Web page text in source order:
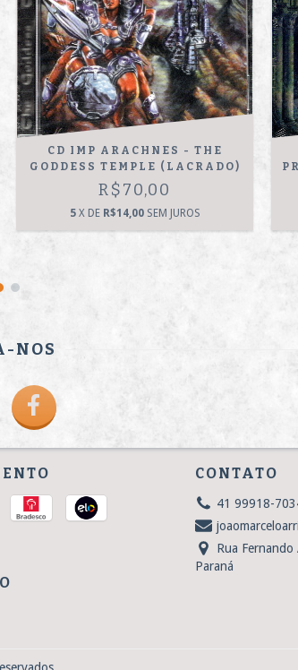
CD IMP ARACHNES - THE
GODDESS TEMPLE (LACRADO)
R$70,00
5 X DE R$14,00 SEM JUROS
NOS
CONTATO
41 99918-
Rua
Paraná